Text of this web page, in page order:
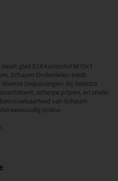
glad E14 kunststof M10x1
Schaum Onderdelen biedt
toepassingen. Bij Selectra
scherpe prijzen, en snelle
van Schaum
eenvoudig online.